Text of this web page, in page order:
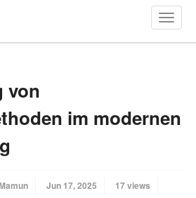
von
im modernen
Jun 17, 2025 17 views